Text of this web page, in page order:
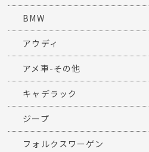
BMW
アウディ
アメ車-その他
キャデラック
ジープ
フォルクスワーゲン